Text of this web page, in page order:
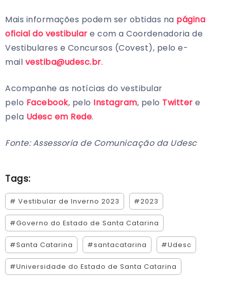
Mais informações podem ser obtidas na página
oficial do vestibular e com a Coordenadoria de
Vestibulares e Concursos (Covest), pelo e-
mail vestiba@udesc.br.
Acompanhe as notícias do vestibular
pelo Facebook, pelo Instagram, pelo Twitter e
pela Udesc em Rede.
Fonte: Assessoria de Comunicação da Udesc
Tags:
# Vestibular de Inverno 2023 #2023
#Governo do Estado de Santa Catarina
#Santa Catarina #santacatarina #Udesc
#Universidade do Estado de Santa Catarina